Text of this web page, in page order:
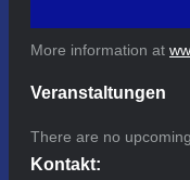
More information at
Veranstaltungen
There are no
Kontakt: